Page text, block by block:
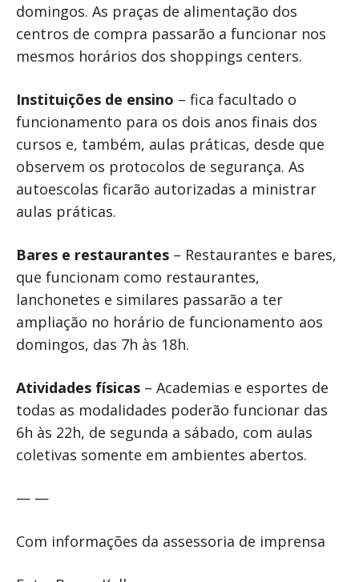
domingos. As praças de alimentação dos
centros de compra passarão a funcionar nos
mesmos horários dos shoppings centers.
Instituições de ensino – fica facultado o
funcionamento para os dois anos finais dos
cursos e, também, aulas práticas, desde que
observem os protocolos de segurança. As
autoescolas ficarão autorizadas a ministrar
aulas práticas.
Bares e restaurantes – Restaurantes e bares,
que funcionam como restaurantes,
lanchonetes e similares passarão a ter
ampliação no horário de funcionamento aos
domingos, das 7h às 18h.
Atividades físicas – Academias e esportes de
todas as modalidades poderão funcionar das
6h às 22h, de segunda a sábado, com aulas
coletivas somente em ambientes abertos.
— —
Com informações da assessoria de imprensa